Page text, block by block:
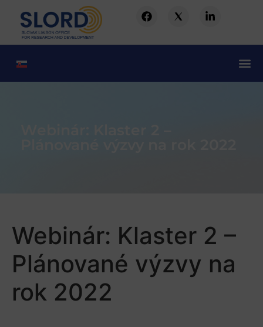
Webinár: Klaster 2 –
Plánované výzvy na
rok 2022